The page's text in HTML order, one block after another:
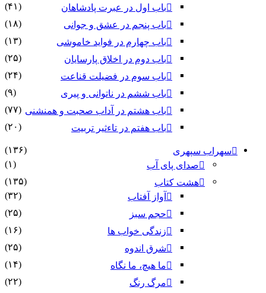
باب اول در عبرت پادشاهان
(۴۱)
باب پنجم در عشق و جوانى
(۱۸)
باب چهارم در فواید خاموشى
(۱۳)
باب دوم در اخلاق پارسایان
(۲۵)
باب سوم در فضیلت قناعت
(۲۴)
باب ششم در ناتوانى و پیرى
(۹)
باب هشتم در آداب صحبت و همنشنى (۷۷)
باب هفتم در تاءثیر تربیت
(۲۰)
سهراب سپهری
(۱۳۶)
صدای پای آب
(۱)
هشت کتاب
(۱۳۵)
آواز آفتاب
(۳۲)
حجم سبز
(۲۵)
زندگی خواب ها
(۱۶)
شرق اندوه
(۲۵)
ما هیچ، ما نگاه
(۱۴)
مرگ رنگ
(۲۲)